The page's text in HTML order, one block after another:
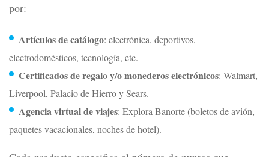
por:
Artículos de catálogo: electrónica, deportivos,
electrodomésticos, tecnología, etc.
Certificados de regalo y/o monederos electrónicos: Walmart,
Liverpool, Palacio de Hierro y Sears.
Agencia virtual de viajes: Explora Banorte (boletos de avión,
paquetes vacacionales, noches de hotel).